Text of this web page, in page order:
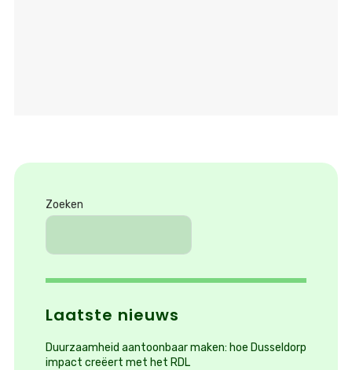
Zoeken
Laatste nieuws
Duurzaamheid aantoonbaar maken: hoe Dusseldorp
impact creëert met het RDL